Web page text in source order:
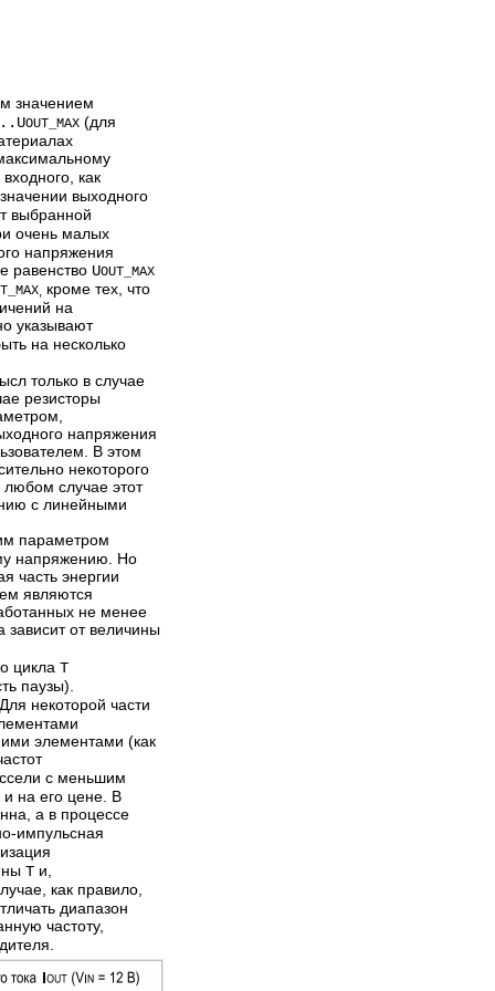
значением
OUT_MAX (для
как
выходного
выбранной
очень малых
напряжения
равенство UOUT_MAX
кроме тех, что
на
указывают
на несколько
только в случае
резисторы
напряжения
В этом
некоторого
любом случае этот
с линейными
параметром
напряжению. Но
часть энергии
являются
не менее
зависит от величины
цикла Т
паузы).
некоторой части
элементами (как
с меньшим
и на его цене. В
а в процессе
импульсная
Т и,
как правило,
диапазон
частоту,